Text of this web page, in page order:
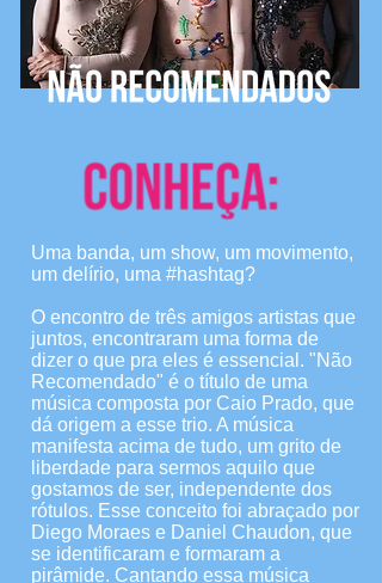
Uma banda, um show, um movimento,
um delírio, uma #hashtag?
O encontro de três amigos artistas que
juntos, encontraram uma forma de
dizer o que pra eles é essencial. "Não
Recomendado" é o título de uma
música composta por Caio Prado, que
dá origem a esse trio. A música
manifesta acima de tudo, um grito de
liberdade para sermos aquilo que
gostamos de ser, independente dos
rótulos. Esse conceito foi abraçado por
Diego Moraes e Daniel Chaudon, que
se identificaram e formaram a
pirâmide. Cantando essa música